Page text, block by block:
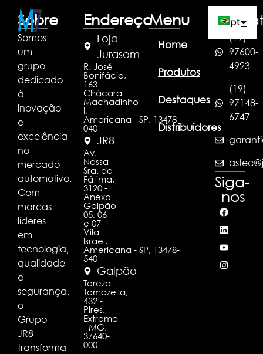
pt
es
Sobre
Somos
um
grupo
dedicado
à
inovação
e
excelência
no
mercado
automotivo.
Com
marcas
líderes
em
tecnologia,
qualidade
e
segurança,
o
Grupo
JR8
transforma
Endereço
Loja
Jurasom
R. José
Bonifácio,
163 -
Chácara
Machadinho
I,
Americana - SP, 13478-
040
JR8
Av.
Nossa
Sra. de
Fátima,
3120 -
Anexo
Galpão
05, 06
e 07 -
Vila
Israel,
Americana - SP, 13478-
540
Galpão
Tereza
Tomazella,
432 -
Pires,
Extrema
- MG,
37640-
000
Menu
Home
Produtos
Destaques
Distribuidores
(19)
97600-
4923
(19)
97148-
6747
Siga-
nos